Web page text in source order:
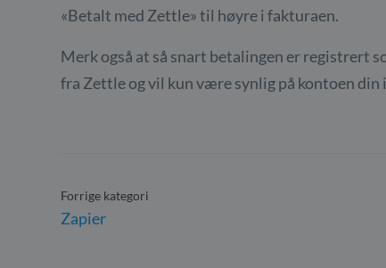
«Betalt med Zettle» til høyre i fakturaen.
Merk også at så snart betalingen er registrert
fra Zettle og vil kun være synlig på kontoen din
Forrige kategori
Zapier